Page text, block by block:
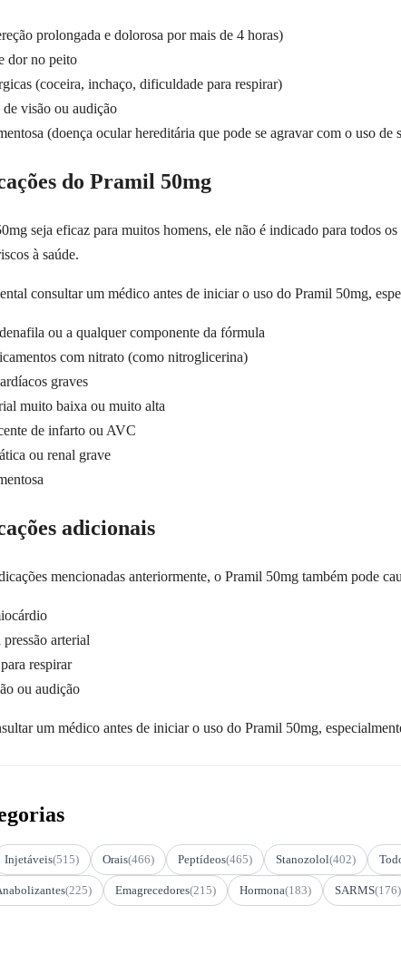
prolongada e dolorosa por mais de 4 horas)
dor no peito
(coceira, inchaço, dificuldade para respirar)
de visão ou audição
(doença ocular hereditária que pode se agravar com o uso de
do Pramil 50mg
seja eficaz para muitos homens, ele não é indicado para todos
à saúde.
consultar um médico antes de iniciar o uso do Pramil 50mg,
ou a qualquer componente da fórmula
com nitrato (como nitroglicerina)
graves
muito baixa ou muito alta
de infarto ou AVC
ou renal grave
adicionais
mencionadas anteriormente, o Pramil 50mg também pode
arterial
respirar
ou audição
um médico antes de iniciar o uso do Pramil 50mg,
Injetáveis(515) Orais(466) Peptídeos(465) Stanozolol(402)
(225) Emagrecedores(215) Hormona(183) SARMS(176)